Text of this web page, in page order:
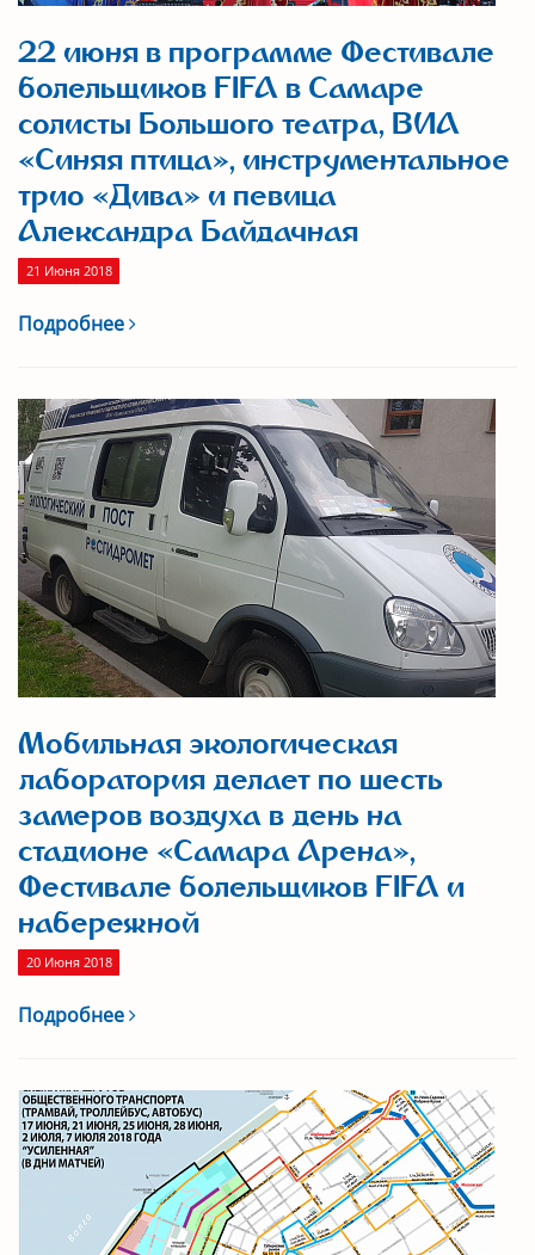
22 июня в программе Фестивале
болельщиков FIFA в Самаре
солисты Большого театра, ВИА
«Синяя птица», инструментальное
трио «Дива» и певица
Александра Байдачная
21 Июня 2018
Подробнее
Мобильная экологическая
лаборатория делает по шесть
замеров воздуха в день на
стадионе «Самара Арена»,
Фестивале болельщиков FIFA и
набережной
20 Июня 2018
Подробнее